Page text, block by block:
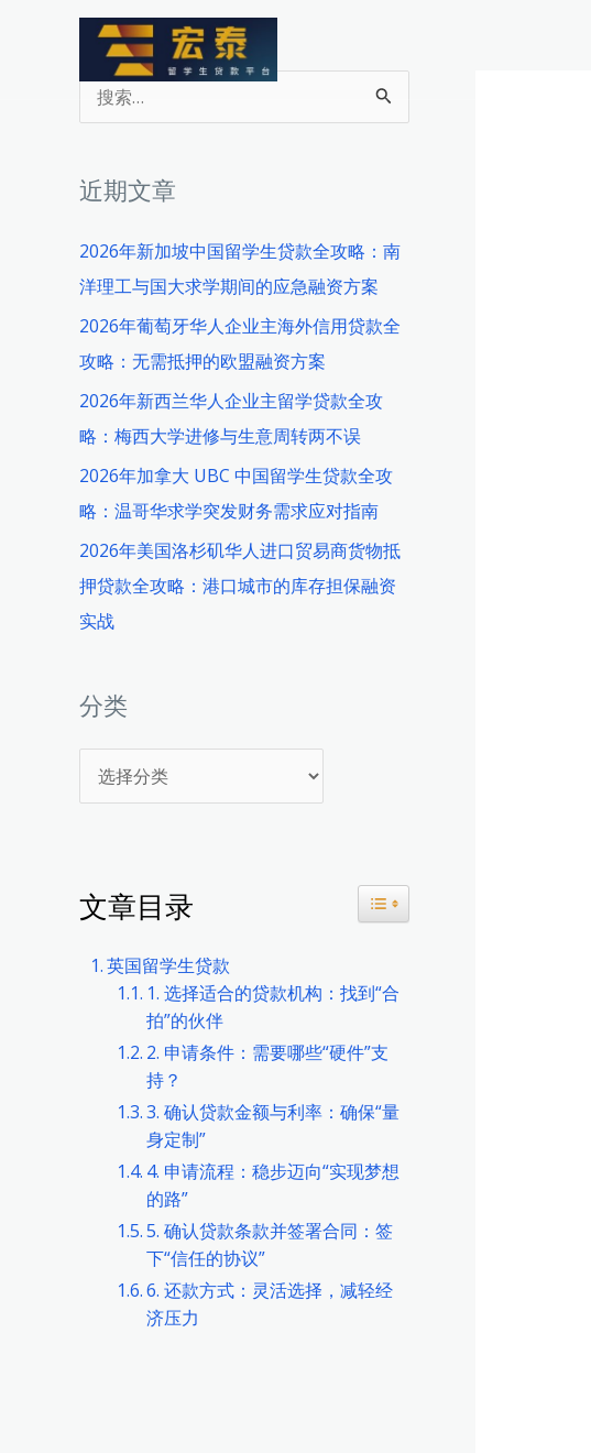
搜
索
近期文章
2026年新加坡中国留学生贷款全攻略：南
洋理工与国大求学期间的应急融资方案
2026年葡萄牙华人企业主海外信用贷款全
攻略：无需抵押的欧盟融资方案
2026年新西兰华人企业主留学贷款全攻
略：梅西大学进修与生意周转两不误
2026年加拿大 UBC 中国留学生贷款全攻
略：温哥华求学突发财务需求应对指南
2026年美国洛杉矶华人进口贸易商货物抵
押贷款全攻略：港口城市的库存担保融资
实战
分类
类
文章目录 Toggle Table of Content
英国留学生贷款
1. 选择适合的贷款机构：找到“合
拍”的伙伴
2. 申请条件：需要哪些“硬件”支
持？
3. 确认贷款金额与利率：确保“量
身定制”
4. 申请流程：稳步迈向“实现梦想
的路”
5. 确认贷款条款并签署合同：签
下“信任的协议”
6. 还款方式：灵活选择，减轻经
济压力